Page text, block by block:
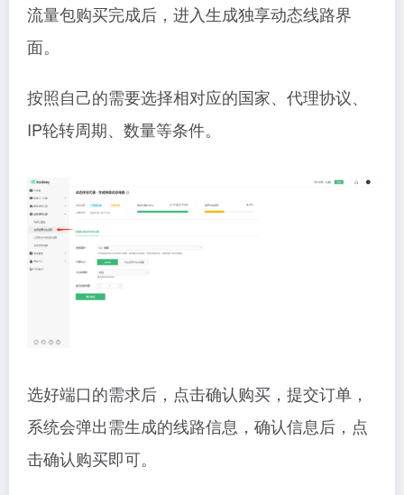
流量包购买完成后，进入生成独享动态线路界
面。
按照自己的需要选择相对应的国家、代理协议、
IP轮转周期、数量等条件。
选好端口的需求后，点击确认购买，提交订单，
系统会弹出需生成的线路信息，确认信息后，点
击确认购买即可。